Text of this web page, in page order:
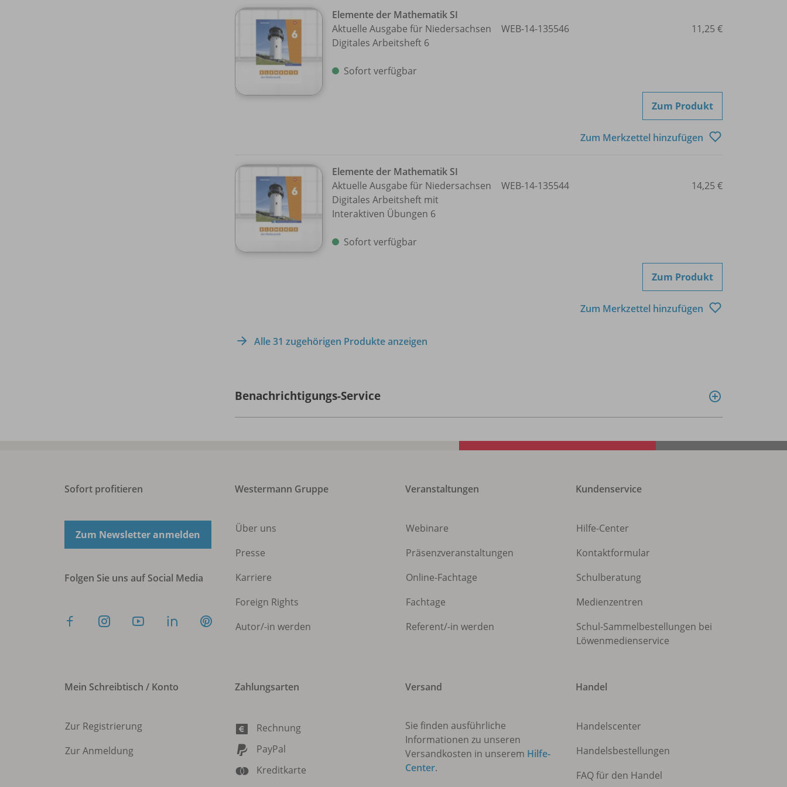
Elemente der Mathematik SI
Aktuelle Ausgabe für Niedersachsen
Digitales Arbeitsheft 6
Sofort verfügbar
WEB-14-135546 11,25 €
Zum Produkt
Zum Merkzettel hinzufügen
Elemente der Mathematik SI
Aktuelle Ausgabe für Niedersachsen
Digitales Arbeitsheft mit
Interaktiven Übungen 6
Sofort verfügbar
WEB-14-135544 14,25 €
Zum Produkt
Zum Merkzettel hinzufügen
Alle 31 zugehörigen Produkte anzeigen
Benachrichtigungs-Service
Sofort profitieren
Zum Newsletter anmelden
Folgen Sie uns auf Social Media
Westermann Gruppe
Über uns
Presse
Karriere
Foreign Rights
Autor/-in werden
Veranstaltungen
Webinare
Präsenzveranstaltungen
Online-Fachtage
Fachtage
Referent/-in werden
Kundenservice
Hilfe-Center
Kontaktformular
Schulberatung
Medienzentren
Schul-Sammelbestellungen bei
Löwenmedienservice
Mein Schreibtisch / Konto
Zur Registrierung
Zur Anmeldung
Zahlungsarten
Rechnung
PayPal
Kreditkarte
Versand
Sie finden ausführliche
Informationen zu unseren
Versandkosten in unserem Hilfe-
Center.
Handel
Handelscenter
Handelsbestellungen
FAQ für den Handel